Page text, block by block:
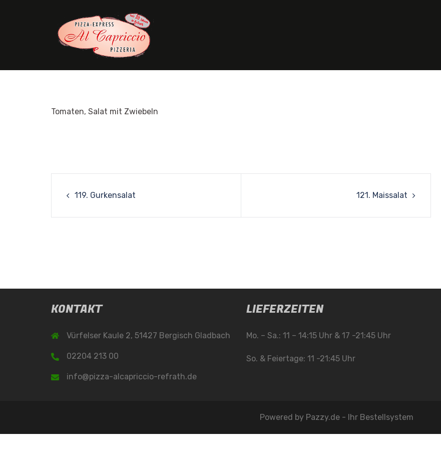
Tomaten, Salat mit Zwiebeln
Post
navigation
119. Gurkensalat 121. Maissalat
KONTAKT
Vürfelser Kaule 2, 51427 Bergisch Gladbach
02204 213 00
info@pizza-alcapriccio-refrath.de
LIEFERZEITEN
Mo. – Sa.: 11 – 14:15 Uhr & 17 -21:45 Uhr
So. & Feiertage: 11 -21:45 Uhr
Powered by Pazzy.de - Ihr Bestellsystem